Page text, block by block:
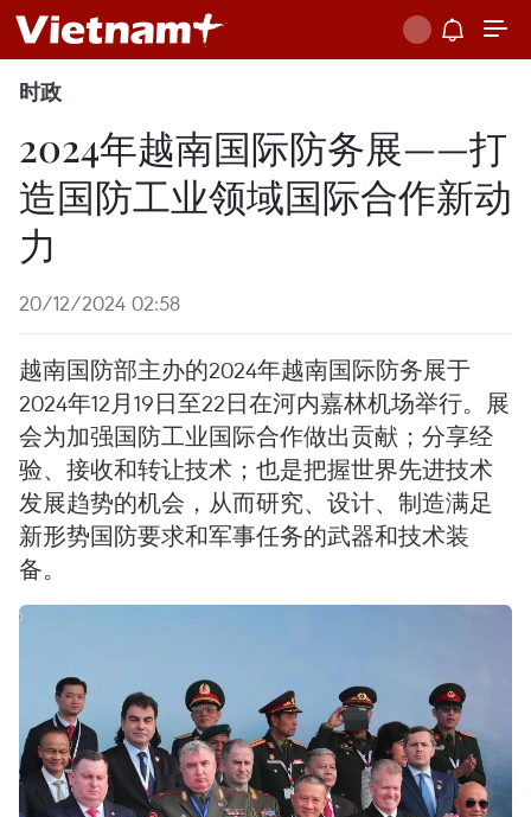
时政
2024年越南国际防务展——打
造国防工业领域国际合作新动
力
20/12/2024 02:58
越南国防部主办的2024年越南国际防务展于
2024年12月19日至22日在河内嘉林机场举行。展
会为加强国防工业国际合作做出贡献；分享经
验、接收和转让技术；也是把握世界先进技术
发展趋势的机会，从而研究、设计、制造满足
新形势国防要求和军事任务的武器和技术装
备。